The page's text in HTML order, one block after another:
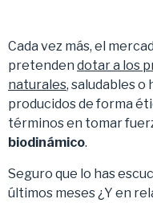
Cada vez más, el
pretenden dotar a los
naturales, saludables o
producidos de forma
términos en tomar
biodinámico.
Seguro que lo has
últimos meses ¿Y en